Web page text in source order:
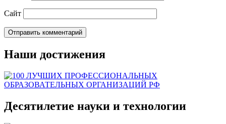
Сайт
Наши достижения
Десятилетие науки и технологии